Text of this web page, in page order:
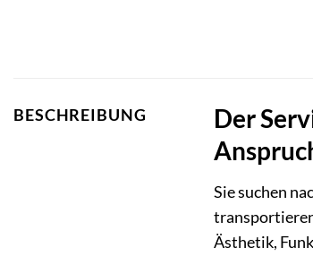
BESCHREIBUNG
Der
Sie suchen
Ästhetik,